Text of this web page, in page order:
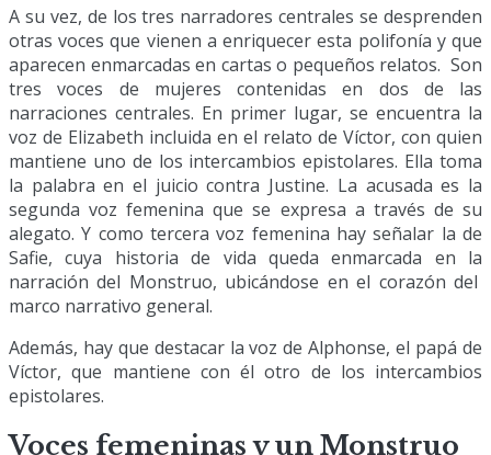
A su vez, de los tres narradores centrales se desprenden
otras voces que vienen a enriquecer esta polifonía y que
aparecen enmarcadas en cartas o pequeños relatos. Son
tres voces de mujeres contenidas en dos de las
narraciones centrales. En primer lugar, se encuentra la
voz de Elizabeth incluida en el relato de Víctor, con quien
mantiene uno de los intercambios epistolares. Ella toma
la palabra en el juicio contra Justine. La acusada es la
segunda voz femenina que se expresa a través de su
alegato. Y como tercera voz femenina hay señalar la de
Safie, cuya historia de vida queda enmarcada en la
narración del Monstruo, ubicándose en el corazón del
marco narrativo general.
Además, hay que destacar la voz de Alphonse, el papá de
Víctor, que mantiene con él otro de los intercambios
epistolares.
Voces femeninas y un Monstruo